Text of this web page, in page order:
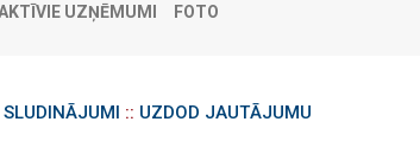
UZŅĒMUMI FOTO
SLUDINĀJUMI :: UZDOD JAUTĀJUMU